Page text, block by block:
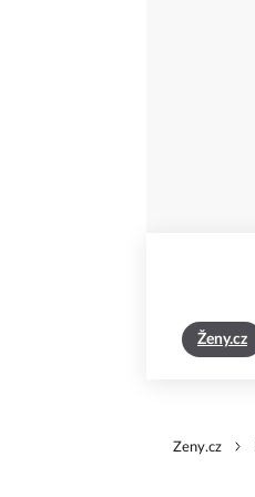
Ženy.cz
Zeny.cz